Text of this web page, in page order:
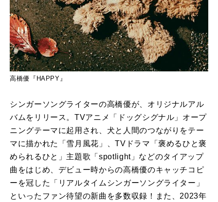
高橋優『HAPPY』
シンガーソングライターの高橋優が、オリジナルアル
バムをリリース。TVアニメ「ドッグシグナル」オープ
ニングテーマに起用され、犬と人間のつながりをテー
マに描かれた「雪月風花」、TVドラマ「褒めるひと褒
められるひと」主題歌「spotlight」などのタイアップ
曲をはじめ、デビュー時からの高橋優のキャッチコピ
ーを冠した「リアルタイムシンガーソングライター」
といったファン待望の新曲を多数収録！また、2023年